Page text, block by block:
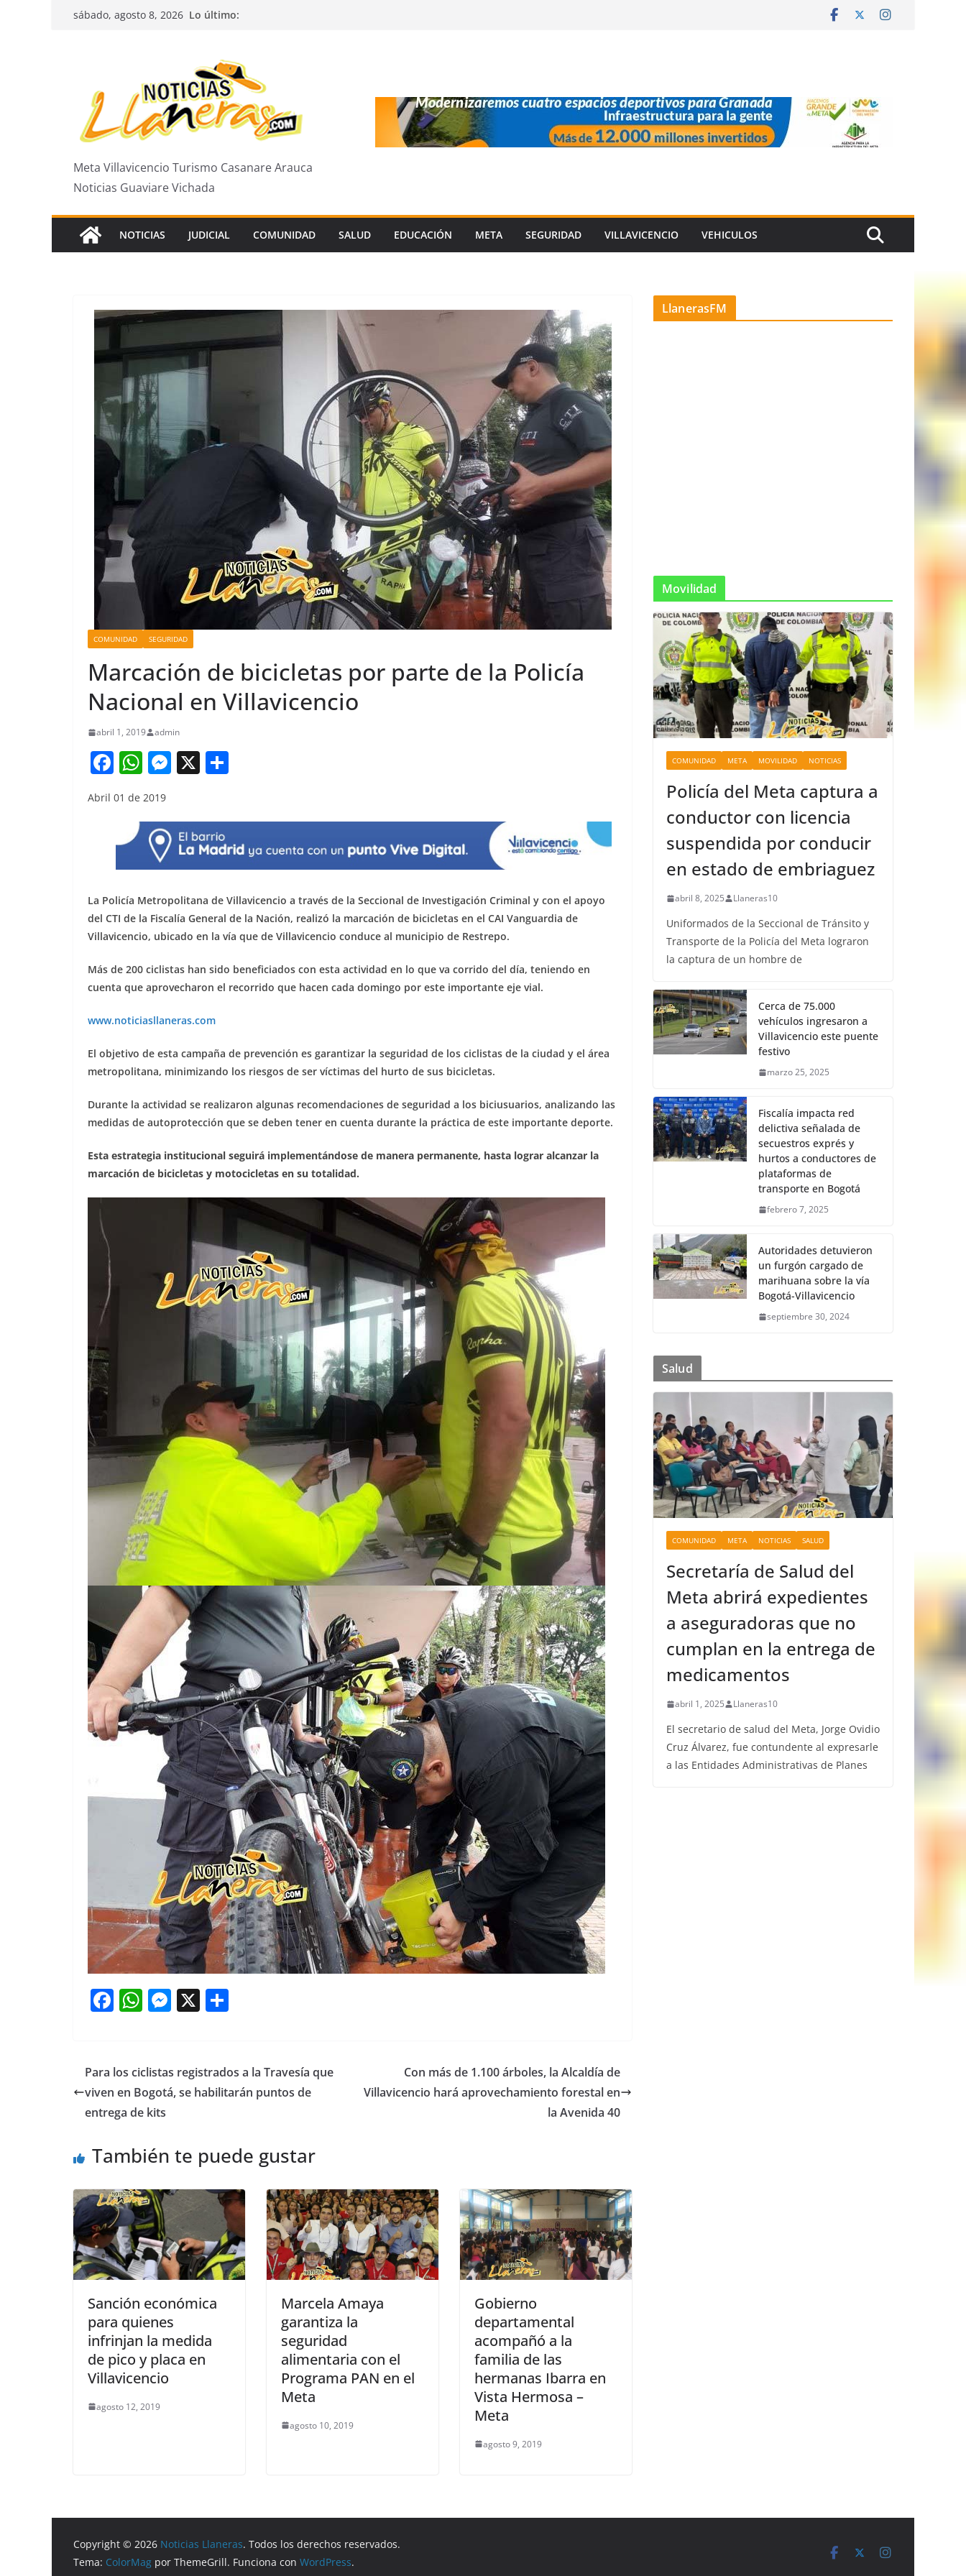
Saltarsábado, agosto 8, 2026 Lo último:
Meta Villavicencio Turismo Casanare Arauca
Noticias Guaviare Vichada
NOTICIAS JUDICIAL COMUNIDAD SALUD EDUCACIÓN META SEGURIDAD VILLAVICENCIO VEHICULOS
COMUNIDAD SEGURIDAD
Marcación de bicicletas por parte de la Policía
Nacional en Villavicencio
abril 1, 2019 admin
F
c
b
o
o
k
W
at
s
A
p
p
M
e
n
g
er
X
e
Abril 01 de 2019
La Policía Metropolitana de Villavicencio a través de la Seccional de Investigación Criminal y con el apoyo
del CTI de la Fiscalía General de la Nación, realizó la marcación de bicicletas en el CAI Vanguardia de
Villavicencio, ubicado en la vía que de Villavicencio conduce al municipio de Restrepo.
Más de 200 ciclistas han sido beneficiados con esta actividad en lo que va corrido del día, teniendo en
cuenta que aprovecharon el recorrido que hacen cada domingo por este importante eje vial.
www.noticiasllaneras.com
El objetivo de esta campaña de prevención es garantizar la seguridad de los ciclistas de la ciudad y el área
metropolitana, minimizando los riesgos de ser víctimas del hurto de sus bicicletas.
Durante la actividad se realizaron algunas recomendaciones de seguridad a los biciusuarios, analizando las
medidas de autoprotección que se deben tener en cuenta durante la práctica de este importante deporte.
Esta estrategia institucional seguirá implementándose de manera permanente, hasta lograr alcanzar la
marcación de bicicletas y motocicletas en su totalidad.
F
e
b
o
k
W
s
A
p
M
e
n
X
e
Para los ciclistas registrados a la Travesía que
viven en Bogotá, se habilitarán puntos de
entrega de kits
Con más de 1.100 árboles, la Alcaldía de
Villavicencio hará aprovechamiento forestal en
la Avenida 40
También te puede gustar
Sanción económica
para quienes
infrinjan la medida
de pico y placa en
Villavicencio
agosto 12, 2019
Marcela Amaya
garantiza la
seguridad
alimentaria con el
Programa PAN en el
Meta
agosto 10, 2019
Gobierno
departamental
acompañó a la
familia de las
hermanas Ibarra en
Vista Hermosa –
Meta
agosto 9, 2019
LlanerasFM
Movilidad
COMUNIDAD META MOVILIDAD NOTICIAS
Policía del Meta captura a
conductor con licencia
suspendida por conducir
en estado de embriaguez
abril 8, 2025 Llaneras10
Uniformados de la Seccional de Tránsito y
Transporte de la Policía del Meta lograron
la captura de un hombre de
Cerca de 75.000
vehículos ingresaron a
Villavicencio este puente
festivo
marzo 25, 2025
Fiscalía impacta red
delictiva señalada de
secuestros exprés y
hurtos a conductores de
plataformas de
transporte en Bogotá
febrero 7, 2025
Autoridades detuvieron
un furgón cargado de
marihuana sobre la vía
Bogotá-Villavicencio
septiembre 30, 2024
Salud
COMUNIDAD META NOTICIAS SALUD
Secretaría de Salud del
Meta abrirá expedientes
a aseguradoras que no
cumplan en la entrega de
medicamentos
abril 1, 2025 Llaneras10
El secretario de salud del Meta, Jorge Ovidio
Cruz Álvarez, fue contundente al expresarle
a las Entidades Administrativas de Planes
Copyright © 2026 Noticias Llaneras. Todos los derechos reservados.
Tema: ColorMag por ThemeGrill. Funciona con WordPress.